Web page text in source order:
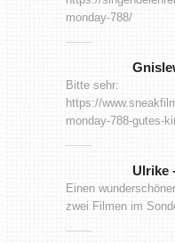
monday-788/
Bitte sehr:
https://
monday-788-gutes-
Ulrike
Einen
zwei Filmen im